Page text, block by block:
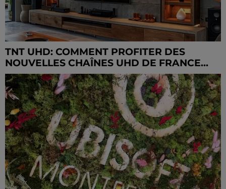
TNT UHD: COMMENT PROFITER DES
NOUVELLES CHAÎNES UHD DE FRANCE...